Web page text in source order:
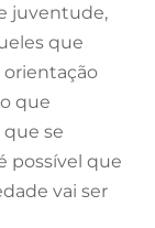
juventude,
que
orientação
que
se
possível que
vai ser